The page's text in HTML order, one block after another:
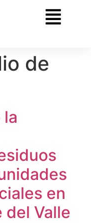
de
la
en
del Valle